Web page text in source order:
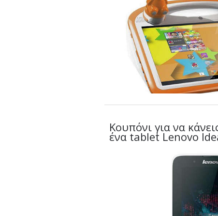
Κουπόνι για να
ένα tablet Lenovo